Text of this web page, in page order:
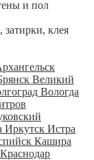
и пол
клея
Великий
Вологда
Иркутск Истра
Кашира
Краснодар